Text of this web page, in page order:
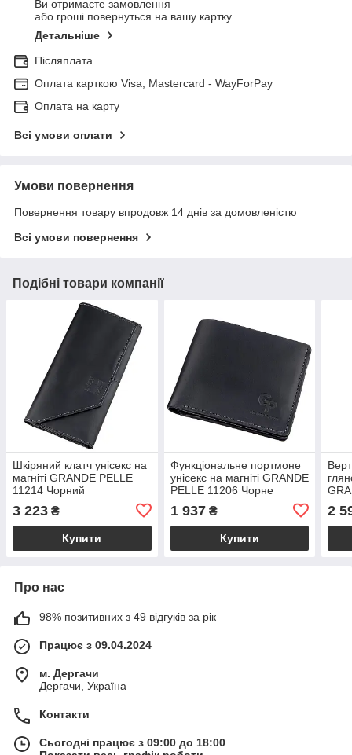
Ви отримаєте замовлення
або гроші повернуться на вашу картку
Детальніше
Післяплата
Оплата карткою Visa, Mastercard - WayForPay
Оплата на карту
Всі умови оплати
Умови повернення
Повернення товару впродовж 14 днів за домовленістю
Всі умови повернення
Подібні товари компанії
Шкіряний клатч унісекс на
магніті GRANDE PELLE
11214 Чорний
3 223 ₴
Купити
Функціональне портмоне
унісекс на магніті GRANDE
PELLE 11206 Чорне
1 937₴
Купити
2
Про нас
98% позитивних з 49 відгуків за рік
Працює з 09.04.2024
м. Дергачи
Дергачи, Україна
Контакти
Сьогодні працює з 09:00 до 18:00